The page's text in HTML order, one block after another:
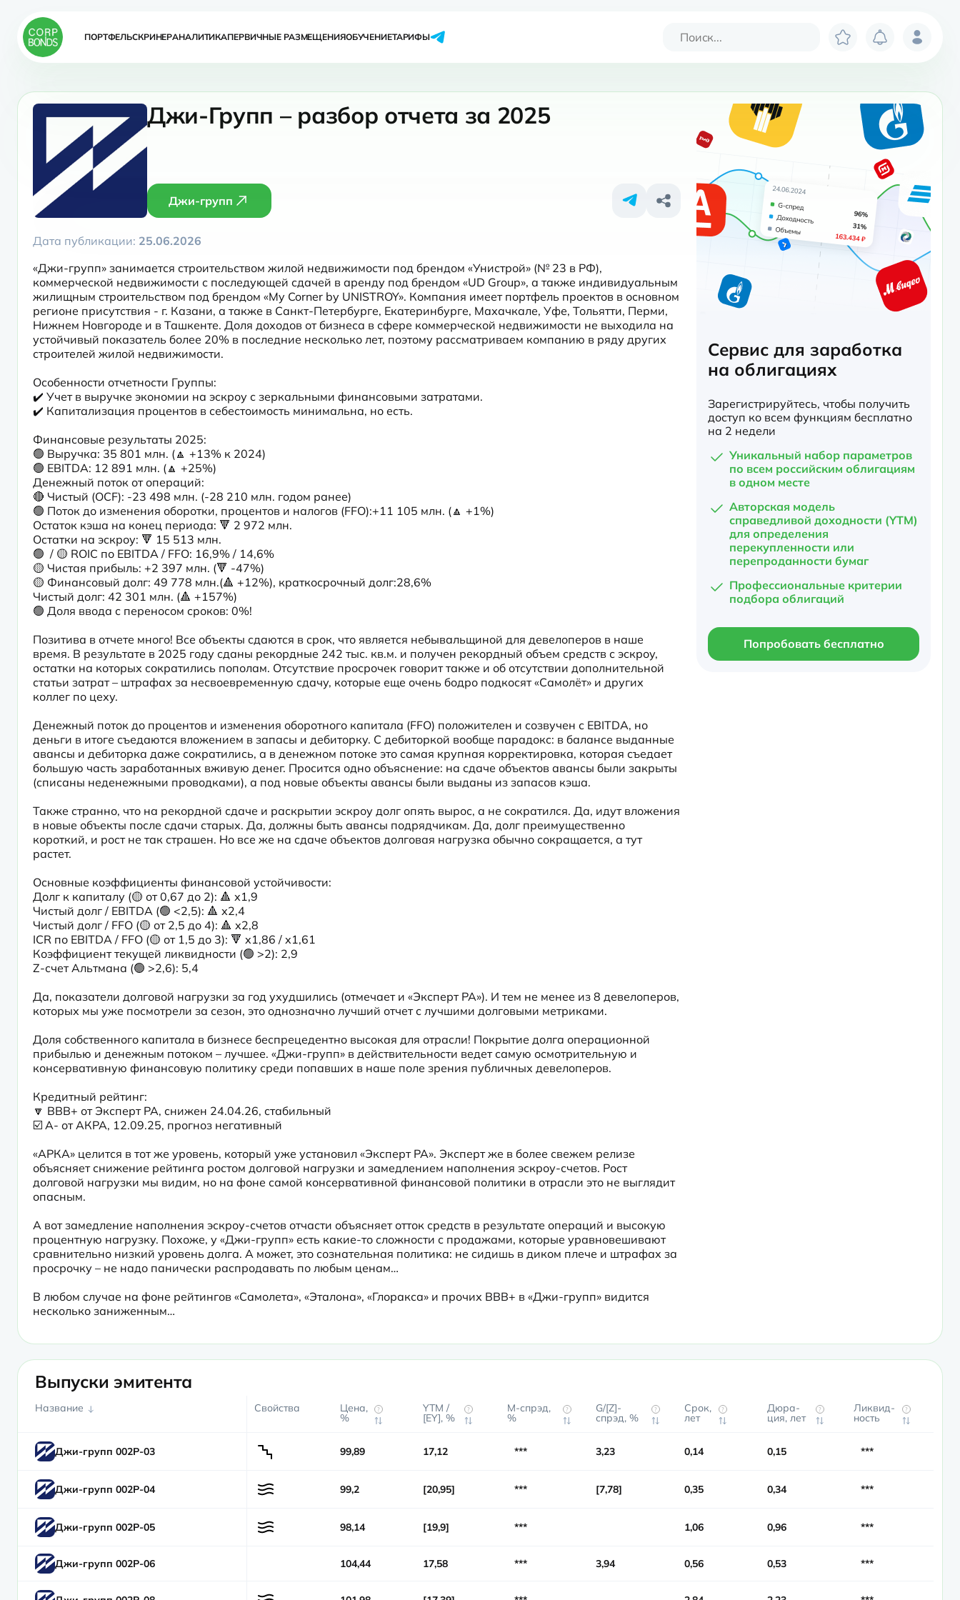
ПОРТФЕЛЬСКРИНЕРАНАЛИТИКАПЕРВИЧНЫЕ РАЗМЕЩЕНИЯОБУЧЕНИЕТАРИФЫ
Джи-Групп – разбор отчета за 2025
Джи-групп
Дата публикации: 25.06.2026
«Джи-групп» занимается строительством жилой недвижимости под брендом «Унистрой» (№ 23 в РФ),
коммерческой недвижимости с последующей сдачей в аренду под брендом «UD Group», а также индивидуальным
жилищным строительством под брендом «My Corner by UNISTROY». Компания имеет портфель проектов в основном
регионе присутствия - г. Казани, а также в Санкт-Петербурге, Екатеринбурге, Махачкале, Уфе, Тольятти, Перми,
Нижнем Новгороде и в Ташкенте. Доля доходов от бизнеса в сфере коммерческой недвижимости не выходила на
устойчивый показатель более 20% в последние несколько лет, поэтому рассматриваем компанию в ряду других
строителей жилой недвижимости.
Особенности отчетности Группы:
✔️ Учет в выручке экономии на эскроу с зеркальными финансовыми затратами.
✔️ Капитализация процентов в себестоимость минимальна, но есть.
Финансовые результаты 2025:
🟢 Выручка: 35 801 млн. (🔼 +13% к 2024)
🟢 EBITDA: 12 891 млн. (🔼 +25%)
Денежный поток от операций:
🔴 Чистый (OCF): -23 498 млн. (-28 210 млн. годом ранее)
🟢 Поток до изменения оборотки, процентов и налогов (FFO):+11 105 млн. (🔼 +1%)
Остаток кэша на конец периода: 🔻 2 972 млн.
Остатки на эскроу: 🔻 15 513 млн.
🟢  / 🟡 ROIC по EBITDA / FFO: 16,9% / 14,6%
🟡 Чистая прибыль: +2 397 млн. (🔻 -47%)
🟡 Финансовый долг: 49 778 млн.(🔺 +12%), краткосрочный долг:28,6%
Чистый долг: 42 301 млн. (🔺 +157%)
🟢 Доля ввода с переносом сроков: 0%!
Позитива в отчете много! Все объекты сдаются в срок, что является небывальщиной для девелоперов в наше
время. В результате в 2025 году сданы рекордные 242 тыс. кв.м. и получен рекордный объем средств с эскроу,
остатки на которых сократились пополам. Отсутствие просрочек говорит также и об отсутствии дополнительной
статьи затрат – штрафах за несвоевременную сдачу, которые еще очень бодро подкосят «Самолёт» и других
коллег по цеху.
Денежный поток до процентов и изменения оборотного капитала (FFO) положителен и созвучен с EBITDA, но
деньги в итоге съедаются вложением в запасы и дебиторку. С дебиторкой вообще парадокс: в балансе выданные
авансы и дебиторка даже сократились, а в денежном потоке это самая крупная корректировка, которая съедает
большую часть заработанных вживую денег. Просится одно объяснение: на сдаче объектов авансы были закрыты
(списаны неденежными проводками), а под новые объекты авансы были выданы из запасов кэша.
Также странно, что на рекордной сдаче и раскрытии эскроу долг опять вырос, а не сократился. Да, идут вложения
в новые объекты после сдачи старых. Да, должны быть авансы подрядчикам. Да, долг преимущественно
короткий, и рост не так страшен. Но все же на сдаче объектов долговая нагрузка обычно сокращается, а тут
растет.
Основные коэффициенты финансовой устойчивости:
Долг к капиталу (🟡 от 0,67 до 2): 🔺 х1,9
Чистый долг / EBITDA (🟢 <2,5): 🔺 х2,4
Чистый долг / FFO (🟡 от 2,5 до 4): 🔺 х2,8
ICR по EBITDA / FFO (🟡 от 1,5 до 3): 🔻 х1,86 / х1,61
Коэффициент текущей ликвидности (🟢 >2): 2,9
Z-счет Альтмана (🟢 >2,6): 5,4
Да, показатели долговой нагрузки за год ухудшились (отмечает и «Эксперт РА»). И тем не менее из 8 девелоперов,
которых мы уже посмотрели за сезон, это однозначно лучший отчет с лучшими долговыми метриками.
Доля собственного капитала в бизнесе беспрецедентно высокая для отрасли! Покрытие долга операционной
прибылью и денежным потоком – лучшее. «Джи-групп» в действительности ведет самую осмотрительную и
консервативную финансовую политику среди попавших в наше поле зрения публичных девелоперов.
Кредитный рейтинг:
🔽 BBB+ от Эксперт РА, снижен 24.04.26, стабильный
☑️ A- от АКРА, 12.09.25, прогноз негативный
«АРКА» целится в тот же уровень, который уже установил «Эксперт РА». Эксперт же в более свежем релизе
объясняет снижение рейтинга ростом долговой нагрузки и замедлением наполнения эскроу-счетов. Рост
долговой нагрузки мы видим, но на фоне самой консервативной финансовой политики в отрасли это не выглядит
опасным.
А вот замедление наполнения эскроу-счетов отчасти объясняет отток средств в результате операций и высокую
процентную нагрузку. Похоже, у «Джи-групп» есть какие-то сложности с продажами, которые уравновешивают
сравнительно низкий уровень долга. А может, это сознательная политика: не сидишь в диком плече и штрафах за
просрочку – не надо панически распродавать по любым ценам…
В любом случае на фоне рейтингов «Самолета», «Эталона», «Глоракса» и прочих BBB+ в «Джи-групп» видится
несколько заниженным…
Сервис для заработка
на облигациях
Зарегистрируйтесь, чтобы получить
доступ ко всем функциям бесплатно
на 2 недели
Уникальный набор параметров
по всем российским облигациям
в одном месте
Авторская модель
справедливой доходности (YTM)
для определения
перекупленности или
перепроданности бумаг
Профессиональные критерии
подбора облигаций
Попробовать бесплатно
Выпуски эмитента
Название Свойства Цена,
%
? YTM /
[EY], %
? М-спрэд,
%
? G/[Z]-
спрэд, %
? Срок,
лет
? Дюра­
ция, лет
? Ликвид­
ность
?
Джи-групп 002P-03 99,89 17,12 *** 3,23 0,14 0,15 ***
Джи-групп 002P-04 99,2 20,95 *** 7,78 0,35 0,34 ***
Джи-групп 002P-05 98,14 19,9 *** 1,06 0,96 ***
Джи-групп 002P-06 104,44 17,58 *** 3,94 0,56 0,53 ***